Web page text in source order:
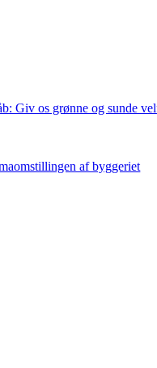
Giv os grønne og sunde
af byggeriet